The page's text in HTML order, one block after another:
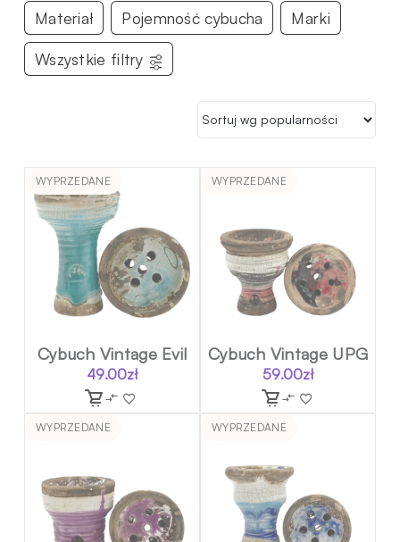
Materiał Pojemność cybucha Marki
Wszystkie filtry
WYPRZEDANE
Cybuch Vintage Evil
49.00zł
WYPRZEDANE
Cybuch Vintage UPG
59.00zł
WYPRZEDANE WYPRZEDANE